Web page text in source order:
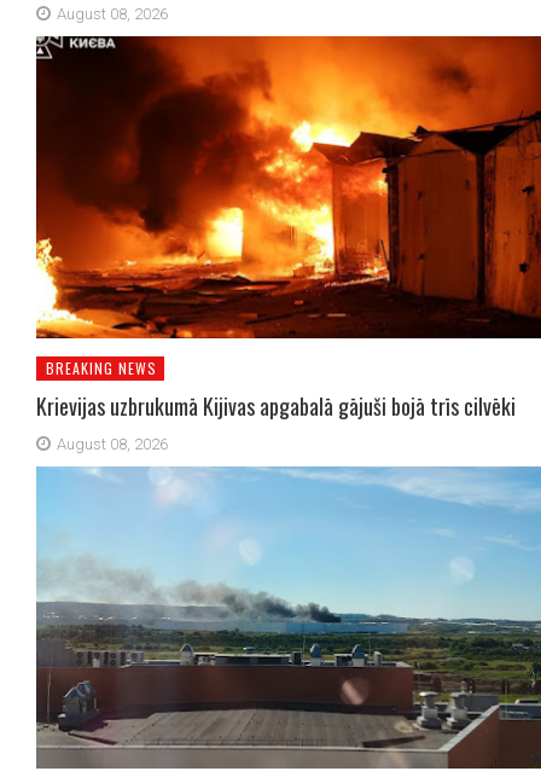
August 08, 2026
BREAKING NEWS
Krievijas uzbrukumā Kijivas apgabalā gājuši bojā trīs cilvēki
August 08, 2026